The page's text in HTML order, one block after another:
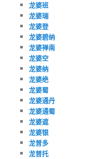
龙婆班
龙婆瑞
龙婆登
龙婆碧纳
龙婆禅南
龙婆空
龙婆纳
龙婆绝
龙婆蜀
龙婆通丹
龙婆通蜀
龙婆遮
龙婆银
龙普多
龙普托